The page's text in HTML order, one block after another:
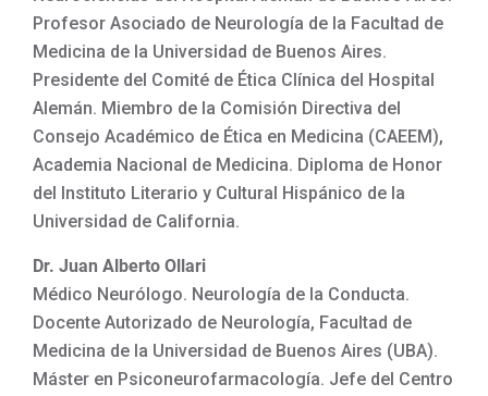
Profesor Asociado de Neurología de la Facultad de
Medicina de la Universidad de Buenos Aires.
Presidente del Comité de Ética Clínica del Hospital
Alemán. Miembro de la Comisión Directiva del
Consejo Académico de Ética en Medicina (CAEEM),
Academia Nacional de Medicina. Diploma de Honor
del Instituto Literario y Cultural Hispánico de la
Universidad de California.
Dr. Juan Alberto Ollari
Médico Neurólogo. Neurología de la Conducta.
Docente Autorizado de Neurología, Facultad de
Medicina de la Universidad de Buenos Aires (UBA).
Máster en Psiconeurofarmacología. Jefe del Centro